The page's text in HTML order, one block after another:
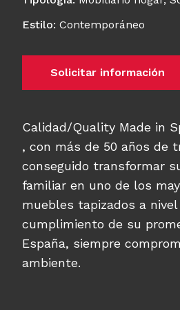
Estilo: Contemporáneo
Solicitar información
Calidad/Quality Made in
, con más de 50 años de
conseguido transformar
familiar en uno de los
muebles tapizados a
cumplimiento de su
España, siempre
ambiente.